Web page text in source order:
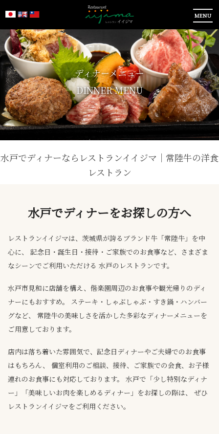
MENU
ディナーメニュー
DINNER MENU
水戸でディナーならレストランイイジマ｜常陸牛の洋食
レストラン
水戸でディナーをお探しの方へ
レストランイイジマは、茨城県が誇るブランド牛「常陸牛」を中
心に、 記念日・誕生日・接待・ご家族でのお食事など、さまざま
なシーンでご利用いただける 水戸のレストランです。
水戸市見和に店舗を構え、偕楽園周辺のお食事や観光帰りのディ
ナーにもおすすめ。 ステーキ・しゃぶしゃぶ・すき鍋・ハンバー
グなど、 常陸牛の美味しさを活かした多彩なディナーメニューを
ご用意しております。
店内は落ち着いた雰囲気で、記念日ディナーやご夫婦でのお食事
はもちろん、 個室利用のご相談、接待、ご家族での会食、お子様
連れのお食事にも対応しております。 水戸で「少し特別なディナ
ー」「美味しいお肉を楽しめるディナー」をお探しの際は、 ぜひ
レストランイイジマをご利用ください。